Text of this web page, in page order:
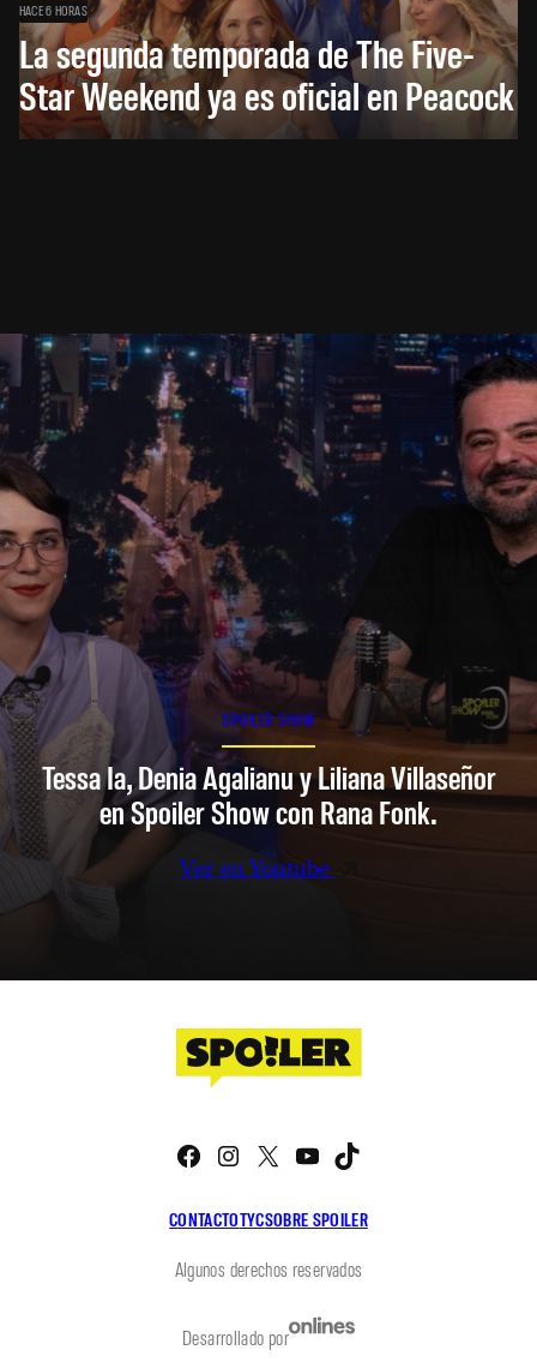
HACE 6 HORAS
La segunda temporada de The Five-
Star Weekend ya es oficial en Peacock
SPOILER SHOW
Tessa Ia, Denia Agalianu y Liliana Villaseñor
en Spoiler Show con Rana Fonk.
Ver en Youtube
CONTACTOTYCSOBRE SPOILER
Facebook
Instagram
X YouTube
Algunos derechos reservados
Desarrollado por